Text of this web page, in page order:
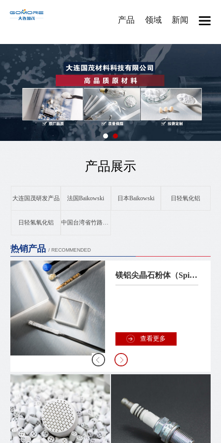
产品 领域 新闻
产品展示
大连国茂研发产品 法国Baikowski 日本Baikowski 日轻氧化铝
日轻氢氧化铝 中国台湾省竹路氮化铝
热销产品 / RECOMMENDED
镁铝尖晶石粉体（Spinel）
查看更多